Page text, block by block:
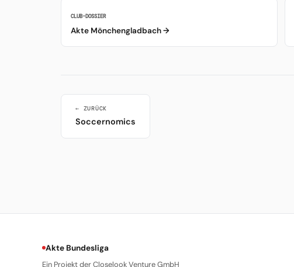
CLUB-DOSSIER
Akte Mönchengladbach →
← ZURÜCK
Soccernomics
Akte Bundesliga
Ein Projekt der Closelook Venture GmbH